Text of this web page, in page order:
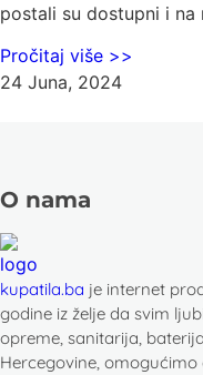
postali su dostupni i na
Pročitaj više >>
24 Juna, 2024
O nama
kupatila.ba je internet
godine iz želje da svim
opreme, sanitarija,
Hercegovine,